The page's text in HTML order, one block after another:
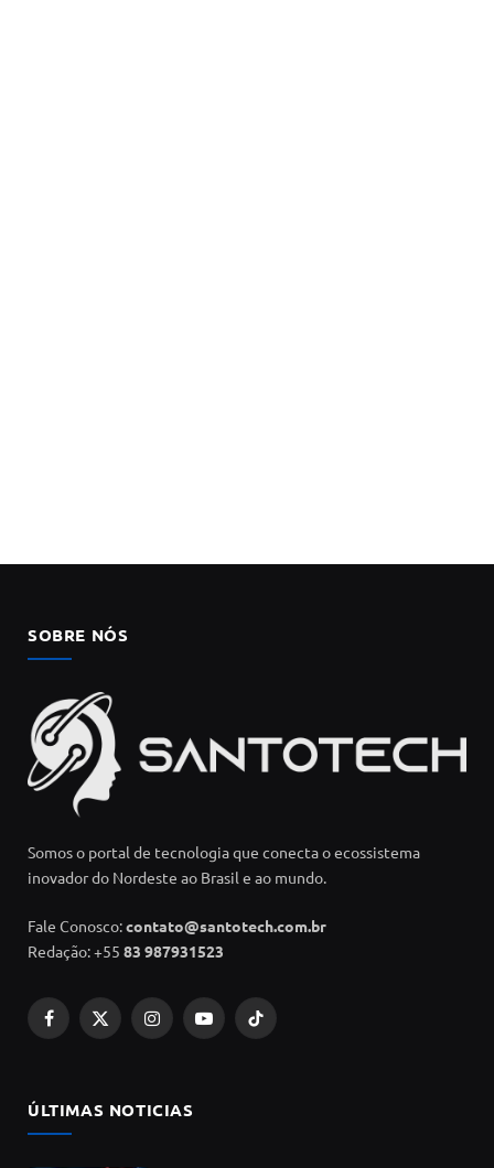
SOBRE NÓS
Somos o portal de tecnologia que conecta o ecossistema
inovador do Nordeste ao Brasil e ao mundo.
Fale Conosco:contato@santotech.com.br
Redação: +55 83 987931523
Facebook
X
InstagramYouTubeTikTok
ÚLTIMAS NOTICIAS